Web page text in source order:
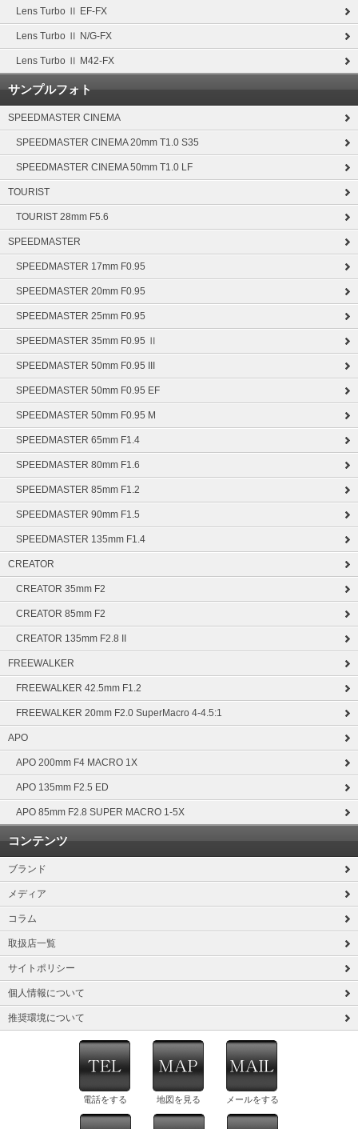
Lens Turbo Ⅱ EF-FX
Lens Turbo Ⅱ N/G-FX
Lens Turbo Ⅱ M42-FX
サンプルフォト
SPEEDMASTER CINEMA
SPEEDMASTER CINEMA 20mm T1.0 S35
SPEEDMASTER CINEMA 50mm T1.0 LF
TOURIST
TOURIST 28mm F5.6
SPEEDMASTER
SPEEDMASTER 17mm F0.95
SPEEDMASTER 20mm F0.95
SPEEDMASTER 25mm F0.95
SPEEDMASTER 35mm F0.95 Ⅱ
SPEEDMASTER 50mm F0.95 III
SPEEDMASTER 50mm F0.95 EF
SPEEDMASTER 50mm F0.95 M
SPEEDMASTER 65mm F1.4
SPEEDMASTER 80mm F1.6
SPEEDMASTER 85mm F1.2
SPEEDMASTER 90mm F1.5
SPEEDMASTER 135mm F1.4
CREATOR
CREATOR 35mm F2
CREATOR 85mm F2
CREATOR 135mm F2.8 II
FREEWALKER
FREEWALKER 42.5mm F1.2
FREEWALKER 20mm F2.0 SuperMacro 4-4.5:1
APO
APO 200mm F4 MACRO 1X
APO 135mm F2.5 ED
APO 85mm F2.8 SUPER MACRO 1-5X
コンテンツ
ブランド
メディア
コラム
取扱店一覧
サイトポリシー
個人情報について
推奨環境について
電話をする 地図を見る メールをする